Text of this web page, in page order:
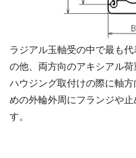
ラジアル玉軸受の中で最も
の他、両方向のアキシアル荷
ハウジング取付けの際に軸
めの外輪外周にフランジや
す。